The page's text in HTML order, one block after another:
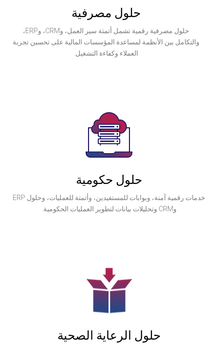
حلول مصرفية
حلول مصرفية رقمية تشمل أتمتة سير العمل، وCRM، وERP،
لمساعدة المؤسسات المالية على تحسين تجربة
خدمات رقمية آمنة، وبوابات للمستفيدين، وأتمتة للعمليات، وحلول ERP
الرعاية الصحية